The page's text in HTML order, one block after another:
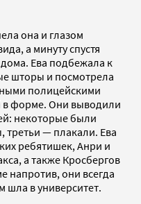
она и глазом
а минуту спустя
Ева подбежала к
шторы и посмотрела
полицейскими
форме. Они выводили
некоторые были
— плакали. Ева
ребятишек, Анри и
а также Кросбергов
они всегда
шла в университет.